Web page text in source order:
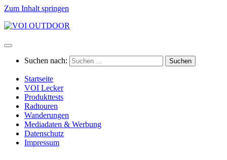
Zum Inhalt springen
Suchen nach:
Startseite
VOI Lecker
Produkttests
Radtouren
Wanderungen
Mediadaten & Werbung
Datenschutz
Impressum